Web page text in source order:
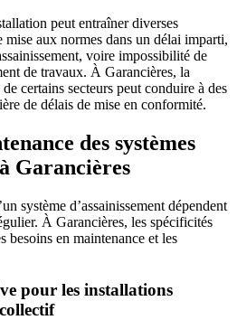
peut entraîner diverses
mise aux normes dans un délai imparti,
voire impossibilité de
de travaux. À Garancières, la
certains secteurs peut conduire à des
de délais de mise en conformité.
des systèmes
Garancières
système d’assainissement dépendent
À Garancières, les spécificités
besoins en maintenance et les
pour les installations